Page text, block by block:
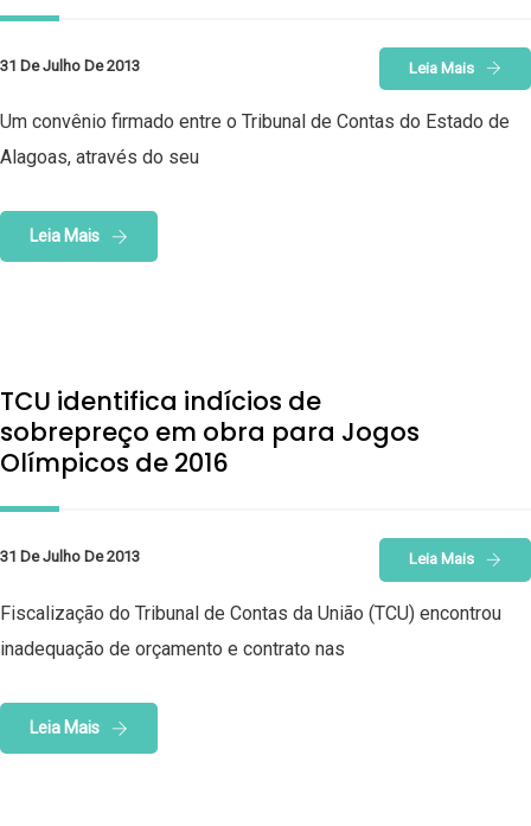
31 De Julho De 2013 Leia Mais
Um convênio firmado entre o Tribunal de Contas do Estado de
Alagoas, através do seu
Leia Mais
TCU identifica indícios de
sobrepreço em obra para Jogos
Olímpicos de 2016
31 De Julho De 2013 Leia Mais
Fiscalização do Tribunal de Contas da União (TCU) encontrou
inadequação de orçamento e contrato nas
Leia Mais